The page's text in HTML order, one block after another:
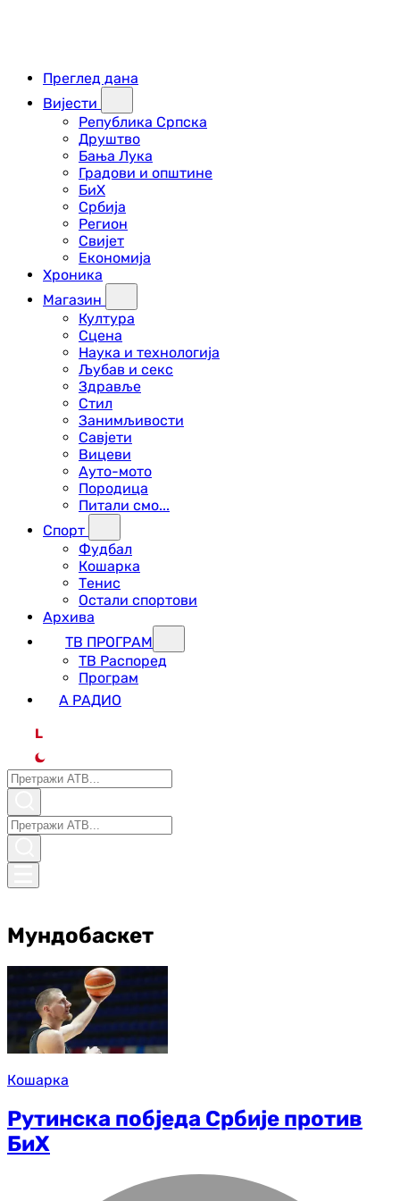
Преглед дана
Вијести
Република Српска
Друштво
Бања Лука
Градови и општине
БиХ
Србија
Регион
Свијет
Економија
Хроника
Магазин
Култура
Сцена
Наука и технологија
Љубав и секс
Здравље
Стил
Занимљивости
Савјети
Вицеви
Ауто-мото
Породица
Питали смо...
Спорт
Фудбал
Кошарка
Тенис
Остали спортови
Архива
ТВ ПРОГРАМ
ТВ Распоред
Програм
А РАДИО
L
Мундобаскет
Кошарка
Рутинска побједа Србије против
БиХ